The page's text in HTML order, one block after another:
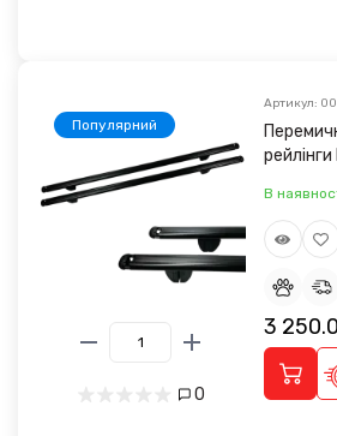
Популярний
0
Артикул:
В
3